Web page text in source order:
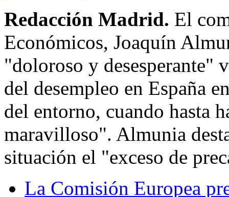
Redacción Madrid. El
Económicos, Joaquín
"doloroso y desesperante"
del desempleo en España
del entorno, cuando hasta
maravilloso". Almunia
situación el "exceso de
La Comisión Europea